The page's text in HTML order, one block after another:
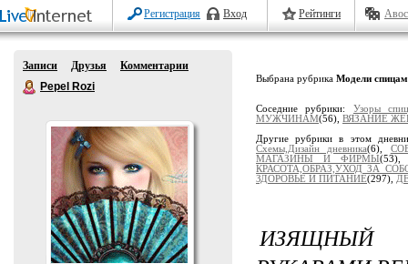
Регистрация Вход Рейтинги
Записи Друзья
Комментарии
Pepel Rozi
Выбрана рубрика Модели
Соседние рубрики: Узоры
МУЖЧИНАМ(56), ВЯЗАНИЕ
Другие рубрики в этом
Схемы,Дизайн дневника(6),
МАГАЗИНЫ И ФИРМЫ
КРАСОТА,ОБРАЗ,УХОД ЗА
ЗДОРОВЬЕ И ПИТАНИЕ(297),
ИЗЯЩНЫЙ